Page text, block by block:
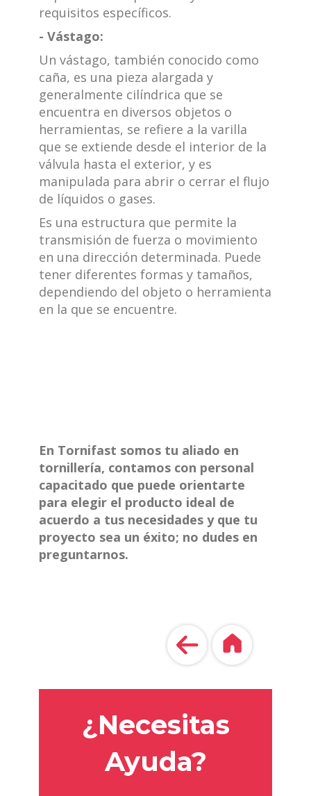
requisitos específicos.
- Vástago:
Un vástago, también conocido como
caña, es una pieza alargada y
generalmente cilíndrica que se
encuentra en diversos objetos o
herramientas, se refiere a la varilla
que se extiende desde el interior de la
válvula hasta el exterior, y es
manipulada para abrir o cerrar el flujo
de líquidos o gases.
Es una estructura que permite la
transmisión de fuerza o movimiento
en una dirección determinada. Puede
tener diferentes formas y tamaños,
dependiendo del objeto o herramienta
en la que se encuentre.
En Tornifast somos tu aliado en
tornillería, contamos con personal
capacitado que puede orientarte
para elegir el producto ideal de
acuerdo a tus necesidades y que tu
proyecto sea un éxito; no dudes en
preguntarnos.
¿Necesitas
Ayuda?